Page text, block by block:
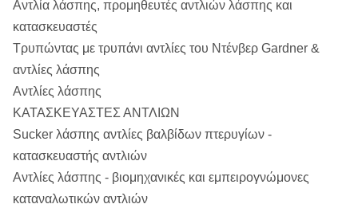
Αντλία λάσπης, προμηθευτές αντλιών λάσπης και
κατασκευαστές
Τρυπώντας με τρυπάνι αντλίες του Ντένβερ Gardner &
αντλίες λάσπης
Αντλίες λάσπης
ΚΑΤΑΣΚΕΥΑΣΤΕΣ ΑΝΤΛΙΩΝ
Sucker λάσπης αντλίες βαλβίδων πτερυγίων -
κατασκευαστής αντλιών
Αντλίες λάσπης - βιομηχανικές και εμπειρογνώμονες
καταναλωτικών αντλιών